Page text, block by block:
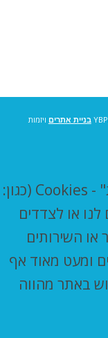
בניית אתרים ויזמות
אתר זה עושה שימוש בקבצי "עוגיות" - Cookies (כגון:
לנו או לצדדים
או השירותים
ומעט מאוד אף
באתר מהווה